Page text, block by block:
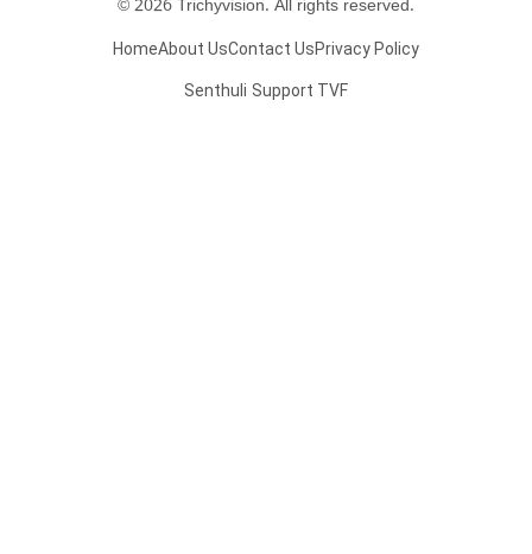
© 2026 Trichyvision. All rights reserved.
HomeAbout UsContact UsPrivacy Policy
Senthuli Support TVF